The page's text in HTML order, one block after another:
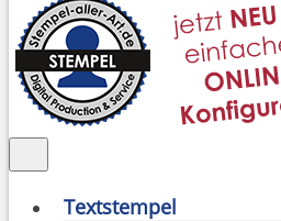
Textstempel